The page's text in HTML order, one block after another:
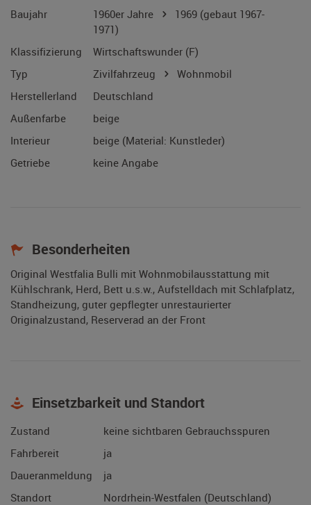
Baujahr
1960er Jahre 1969 (gebaut 1967-
1971)
Klassifizierung
Wirtschaftswunder (F)
Typ
Zivilfahrzeug
Wohnmobil
Herstellerland
Deutschland
Außenfarbe
beige
Interieur
beige (Material: Kunstleder)
Getriebe
keine Angabe
Besonderheiten
Original Westfalia Bulli mit Wohnmobilausstattung mit
Kühlschrank, Herd, Bett u.s.w., Aufstelldach mit Schlafplatz,
Standheizung, guter gepflegter unrestaurierter
Originalzustand, Reserverad an der Front
Einsetzbarkeit und Standort
Zustand
keine sichtbaren Gebrauchsspuren
Fahrbereit
ja
Daueranmeldung
ja
Standort
Nordrhein-Westfalen (Deutschland)